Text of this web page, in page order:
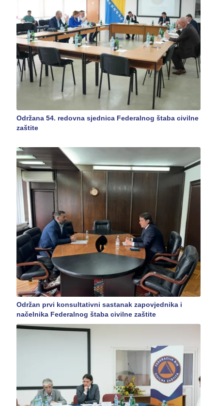
Održana 54. redovna sjednica Federalnog štaba civilne
zaštite
Održan prvi konsultativni sastanak zapovjednika i
načelnika Federalnog štaba civilne zaštite